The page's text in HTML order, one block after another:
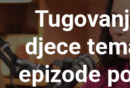
djece
epizode